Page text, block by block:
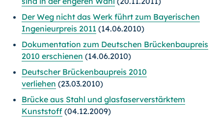
Der Weg nicht das Werk führt zum Bayerischen
Ingenieurpreis 2011 (14.06.2010)
Dokumentation zum Deutschen Brückenbaupreis
2010 erschienen (14.06.2010)
Deutscher Brückenbaupreis 2010
verliehen (23.03.2010)
Brücke aus Stahl und glasfaserverstärktem
Kunststoff (04.12.2009)